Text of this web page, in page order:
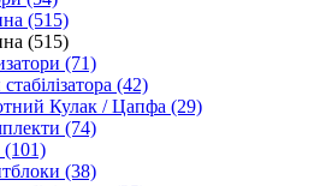
(515)
(515)
(71)
(42)
Кулак / Цапфа (29)
(74)
(101)
(38)